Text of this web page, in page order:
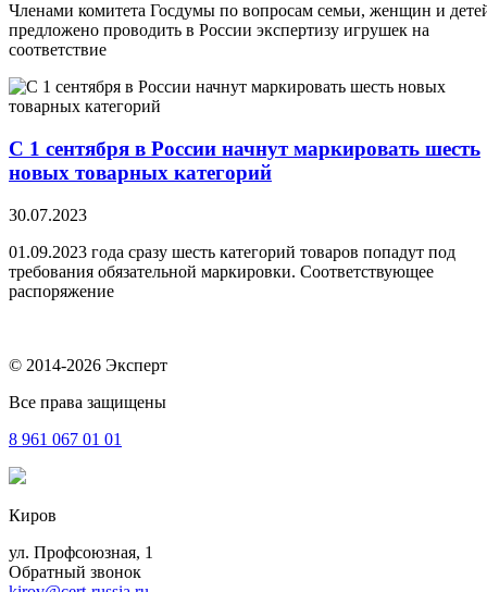
Членами комитета Госдумы по вопросам семьи, женщин и
предложено проводить в России экспертизу игрушек на
соответствие
С 1 сентября в России начнут маркировать шесть
новых товарных категорий
30.07.2023
01.09.2023 года сразу шесть категорий товаров попадут под
требования обязательной маркировки. Соответствующее
распоряжение
© 2014-2026 Эксперт
Все права защищены
8 961 067 01 01
Киров
ул. Профсоюзная, 1
Обратный звонок